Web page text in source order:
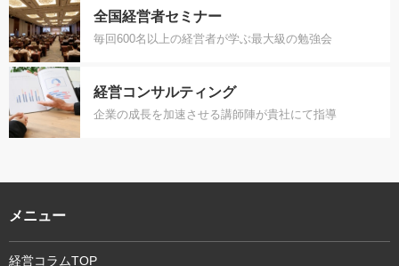
全国経営者セミナー
毎回600名以上の経営者が学ぶ最大級の勉強会
経営コンサルティング
企業の成長を加速させる講師陣が貴社にて指導
メニュー
経営コラムTOP